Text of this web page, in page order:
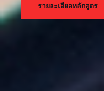
รายละเอียดหลักสูตร